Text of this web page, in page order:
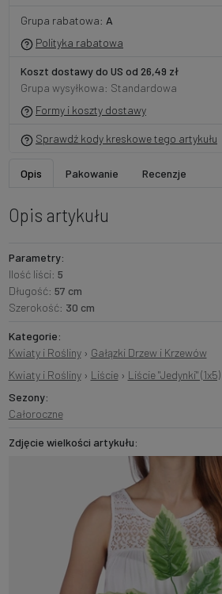
Grupa rabatowa: A
Polityka rabatowa
Koszt dostawy do US od 26,49 zł
Grupa wysyłkowa: Standardowa
Formy i koszty dostawy
Sprawdź kody kreskowe tego artykułu
Opis Pakowanie Recenzje
Opis artykułu
Parametry:
Ilość liści: 5
Długość: 57 cm
Szerokość: 30 cm
Kategorie:
Kwiaty i Rośliny› Gałązki Drzew i Krzewów
Kwiaty i Rośliny› Liście› Liście "Jedynki" (1x5)
Sezony:
Całoroczne
Zdjęcie wielkości artykułu: